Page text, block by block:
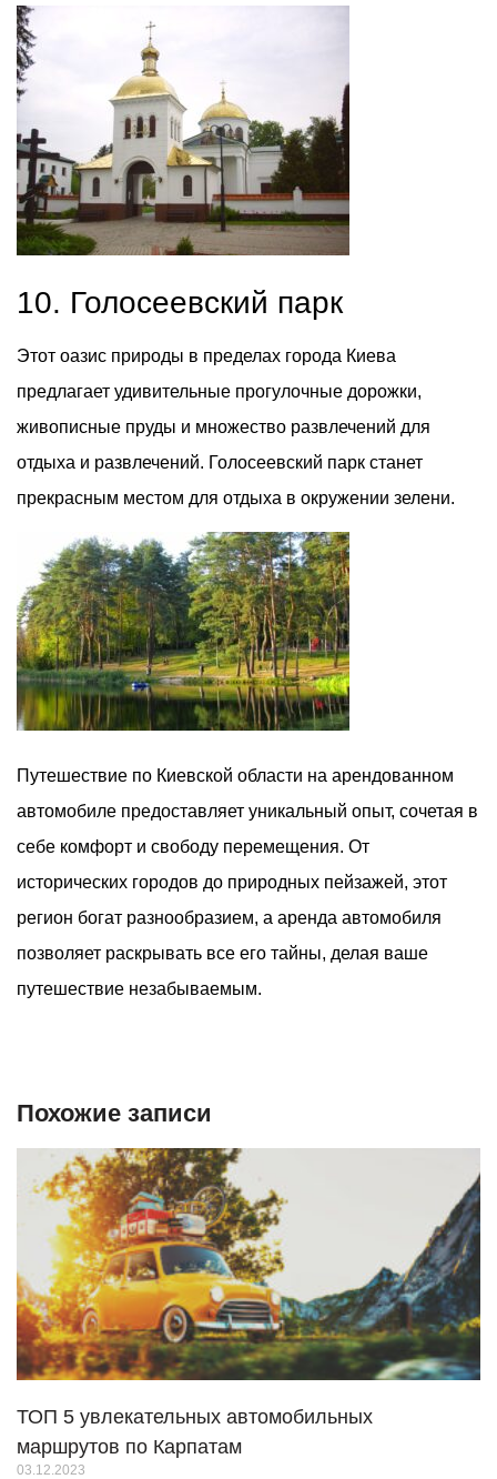
10. Голосеевский парк
Этот оазис природы в пределах города Киева
предлагает удивительные прогулочные дорожки,
живописные пруды и множество развлечений для
отдыха и развлечений. Голосеевский парк станет
прекрасным местом для отдыха в окружении зелени.
Путешествие по Киевской области на арендованном
автомобиле предоставляет уникальный опыт, сочетая в
себе комфорт и свободу перемещения. От
исторических городов до природных пейзажей, этот
регион богат разнообразием, а аренда автомобиля
позволяет раскрывать все его тайны, делая ваше
путешествие незабываемым.
Похожие записи
ТОП 5 увлекательных автомобильных
маршрутов по Карпатам
03.12.2023